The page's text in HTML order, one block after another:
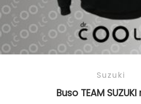
Suzuki
Buso TEAM